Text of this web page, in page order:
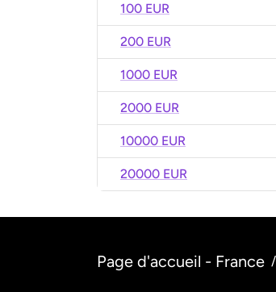
100 EUR
200 EUR
1000 EUR
2000 EUR
10000 EUR
20000 EUR
Page d'accueil - France /